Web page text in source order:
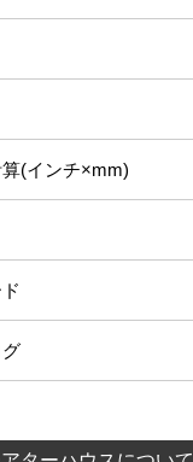
(インチ×mm)